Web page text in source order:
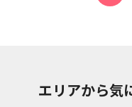
エリアから気